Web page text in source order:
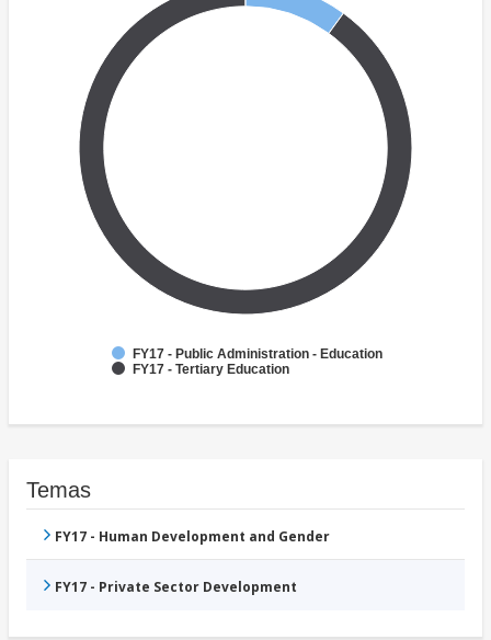
FY17 - Public Administration - Education
FY17 - Tertiary Education
Temas
FY17 - Human Development and Gender
FY17 - Private Sector Development